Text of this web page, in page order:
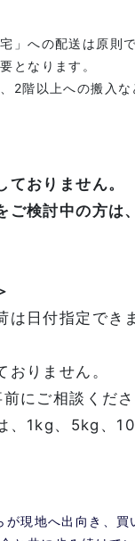
」への配送は原則
となります。
2階以上への搬入
おりません。
ご検討中の方
は日付指定でき
おりません。
にご相談くださ
、1kg、5kg、
現地へ出向き、買